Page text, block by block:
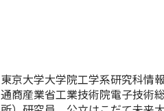
東京大学大学院工学系研究科情
通商産業省工業技術院電子技術